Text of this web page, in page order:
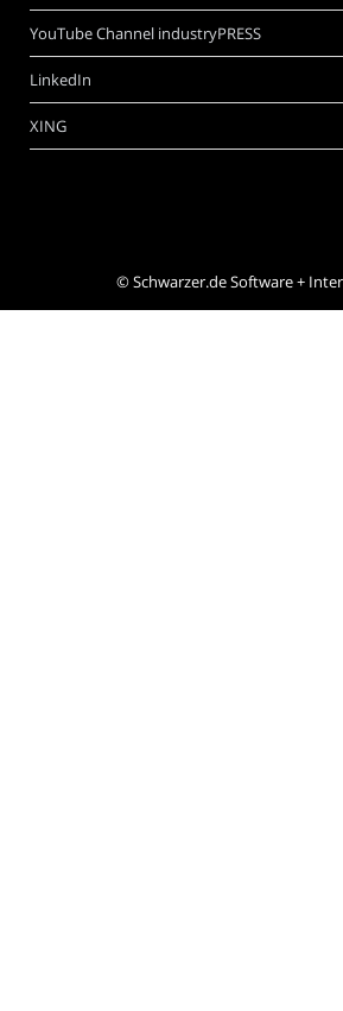
YouTube Channel industryPRESS
LinkedIn
XING
©Schwarzer.de Software +